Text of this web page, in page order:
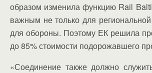
образом изменила функцию Rail
важным не только для
для обороны. Поэтому ЕК решила
до 85% стоимости подорожавшего
«Соединение также должно